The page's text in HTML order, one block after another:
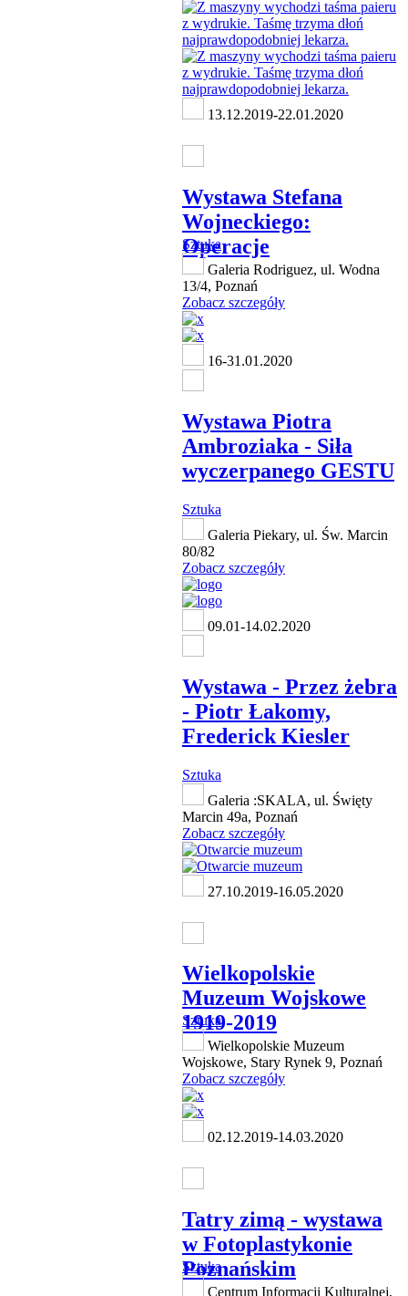
13.12.2019-22.01.2020
Wystawa Stefana
Wojneckiego:
Operacje
Sztuka
Galeria Rodriguez, ul. Wodna
13/4, Poznań
Zobacz szczegóły
16-31.01.2020
Wystawa Piotra
Ambroziaka - Siła
wyczerpanego GESTU
Sztuka
Galeria Piekary, ul. Św. Marcin
80/82
Zobacz szczegóły
09.01-14.02.2020
Wystawa - Przez żebra
- Piotr Łakomy,
Frederick Kiesler
Sztuka
Galeria :SKALA, ul. Święty
Marcin 49a, Poznań
Zobacz szczegóły
27.10.2019-16.05.2020
Wielkopolskie
Muzeum Wojskowe
1919-2019
Sztuka
Wielkopolskie Muzeum
Wojskowe, Stary Rynek 9, Poznań
Zobacz szczegóły
02.12.2019-14.03.2020
Tatry zimą - wystawa
w Fotoplastykonie
Poznańskim
Sztuka
Centrum Informacji Kulturalnej,